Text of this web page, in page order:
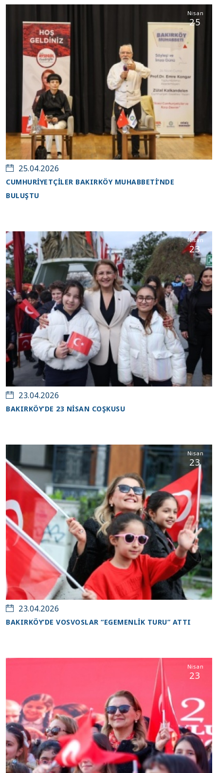
Nisan
25
25.04.2026
CUMHURİYETÇİLER BAKIRKÖY MUHABBETİ’NDE
BULUŞTU
Nisan
23
23.04.2026
BAKIRKÖY’DE 23 NİSAN COŞKUSU
Nisan
23
23.04.2026
BAKIRKÖY’DE VOSVOSLAR “EGEMENLİK TURU” ATTI
Nisan
23